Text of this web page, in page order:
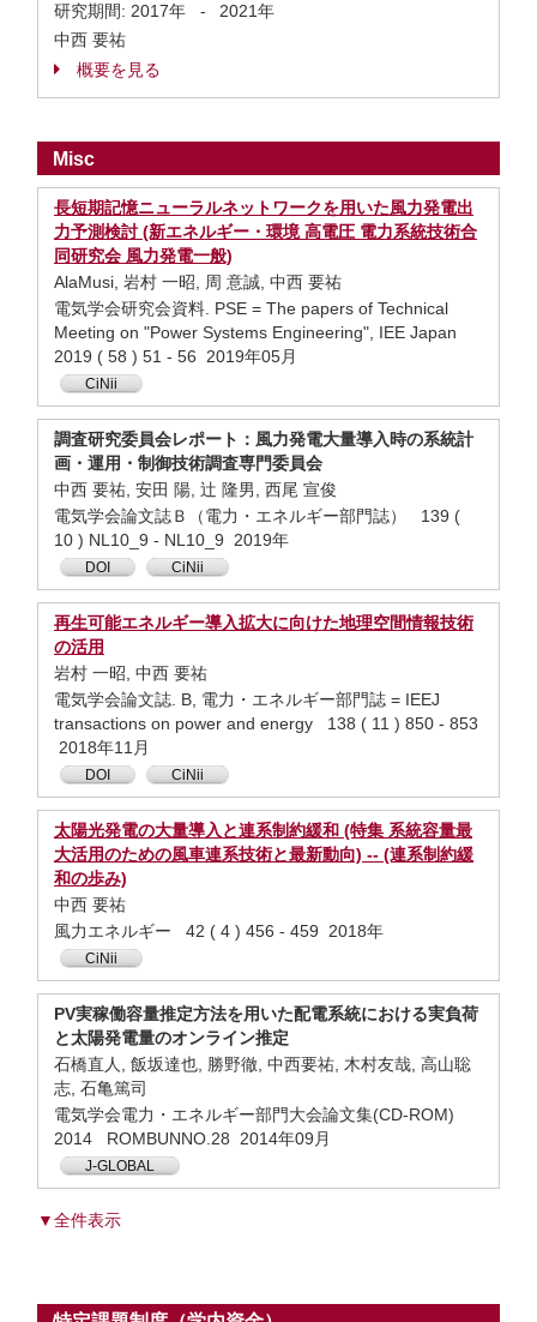
研究期間: 2017年 -
2021年
中西 要祐
概要を見る
Misc
長短期記憶ニューラルネットワークを用いた風力発電出
力予測検討 (新エネルギー・環境 高電圧 電力系統技術合
同研究会 風力発電一般)
AlaMusi, 岩村 一昭, 周 意誠, 中西 要祐
電気学会研究会資料. PSE = The papers of Technical
Meeting on "Power Systems Engineering", IEE Japan
2019 ( 58 ) 51 - 56 2019年05月
CiNii
調査研究委員会レポート：風力発電大量導入時の系統計
画・運用・制御技術調査専門委員会
中西 要祐, 安田 陽, 辻 隆男, 西尾 宣俊
電気学会論文誌Ｂ（電力・エネルギー部門誌） 139 (
10 ) NL10_9 - NL10_9 2019年
DOI CiNii
再生可能エネルギー導入拡大に向けた地理空間情報技術
の活用
岩村 一昭, 中西 要祐
電気学会論文誌. B, 電力・エネルギー部門誌 = IEEJ
transactions on power and energy 138 ( 11 ) 850 - 853
2018年11月
DOI CiNii
太陽光発電の大量導入と連系制約緩和 (特集 系統容量最
大活用のための風車連系技術と最新動向) -- (連系制約緩
和の歩み)
中西 要祐
風力エネルギー 42 ( 4 ) 456 - 459 2018年
CiNii
PV実稼働容量推定方法を用いた配電系統における実負荷
と太陽発電量のオンライン推定
石橋直人, 飯坂達也, 勝野徹, 中西要祐, 木村友哉, 高山聡
志, 石亀篤司
電気学会電力・エネルギー部門大会論文集(CD-ROM)
2014 ROMBUNNO.28 2014年09月
J-GLOBAL
▼全件表示